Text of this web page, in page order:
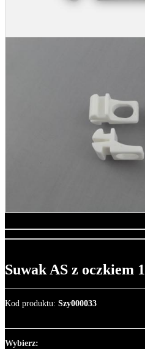
Suwak AS z oczkiem
Kod produktu: Szy000033
Wybierz: